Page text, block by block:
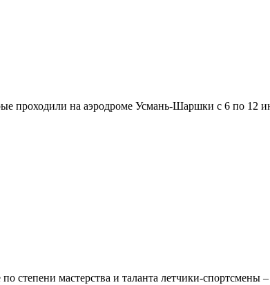
проходили на аэродроме Усмань-Шаршки с 6 по 12
степени мастерства и таланта летчики-